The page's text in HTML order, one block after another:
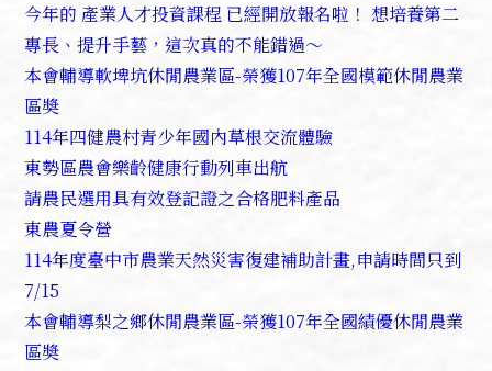
今年的 產業人才投資課程 已經開放報名啦！ 想培養第二
專長、提升手藝，這次真的不能錯過～
本會輔導軟埤坑休閒農業區-榮獲107年全國模範休閒農業
區奬
114年四健農村青少年國內草根交流體驗
東勢區農會樂齡健康行動列車出航
請農民選用具有效登記證之合格肥料產品
東農夏令營
114年度臺中市農業天然災害復建補助計畫,申請時間只到
7/15
本會輔導梨之鄉休閒農業區-榮獲107年全國績優休閒農業
區奬